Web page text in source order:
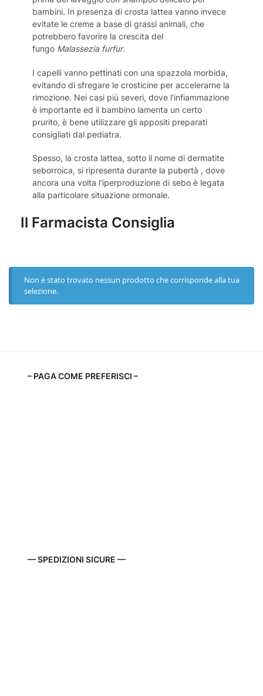
bambini. In presenza di crosta lattea vanno invece
evitate le creme a base di grassi animali, che
potrebbero favorire la crescita del
fungo Malassezia furfur.
I capelli vanno pettinati con una spazzola morbida,
evitando di sfregare le crosticine per accelerarne la
rimozione. Nei casi più severi, dove l’infiammazione
è importante ed il bambino lamenta un certo
prurito, è bene utilizzare gli appositi preparati
consigliati dal pediatra.
Spesso, la crosta lattea, sotto il nome di dermatite
seborroica, si ripresenta durante la pubertà , dove
ancora una volta l’iperproduzione di sebo è legata
alla particolare situazione ormonale.
Il Farmacista Consiglia
Non è stato trovato nessun prodotto che corrisponde alla tua
selezione.
– PAGA COME PREFERISCI –
— SPEDIZIONI SICURE —